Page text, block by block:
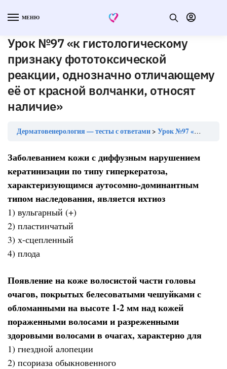
МЕНЮ
Урок №97 «к гистологическому
признаку фототоксической
реакции, однозначно отличающему
её от красной волчанки, относят
наличие»
Дерматовенерология — тесты с ответами Урок №97 «к гистологическому признаку фототоксической реакции, однозначно отличающему её от красной волчанки, относят наличие»
Заболеванием кожи с диффузным нарушением
кератинизации по типу гиперкератоза,
характеризующимся аутосомно-доминантным
типом наследования, является ихтиоз
1) вульгарный (+)
2) пластинчатый
3) х-сцепленный
4) плода
Появление на коже волосистой части головы
очагов, покрытых белесоватыми чешуйками с
обломанными на высоте 1-2 мм над кожей
пораженными волосами и разреженными
здоровыми волосами в очагах, характерно для
1) гнездной алопеции
2) псориаза обыкновенного